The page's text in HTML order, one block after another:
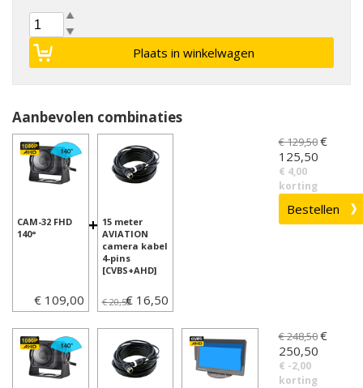
Aanbevolen combinaties
+
CAM-32 FHD
140°
€ 109,00
15 meter
AVIATION
camera kabel
4-pins
[CVBS+AHD]
€ 20,50€ 16,50
€ 129,50€
125,50
€ 4,00
korting
€ 248,50€
250,50
€ -2,00
korting